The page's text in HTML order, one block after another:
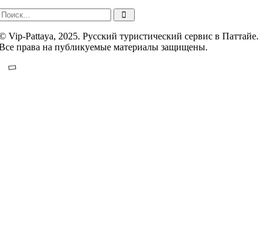
Vip-Pattaya, 2025. Русский туристический сервис в Паттайе.
права на публикуемые материалы защищены.